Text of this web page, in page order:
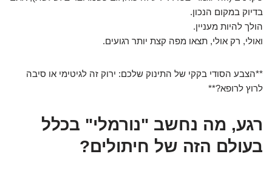
בדיוק במקום הנכון.
הולך להיות מעניין.
ואולי, רק אולי, תצאו מפה קצת יותר רגועים.
**הצבע הסודי בקקי של התינוק שלכם: ירוק זה לגיטימי או סיבה
לרוץ לרופא?**
רגע, מה נחשב "נורמלי" בכלל
בעולם הזה של חיתולים?